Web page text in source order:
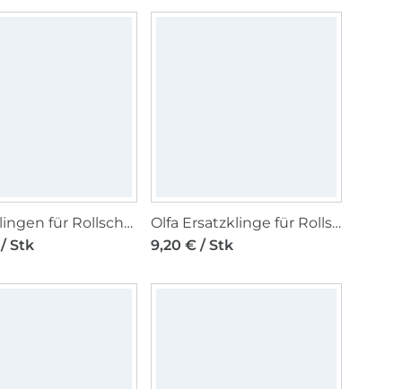
Ersatzklingen für Rollschneider, Ø 45 mm 3 Stück
Stk
Olfa Ersatzklinge für Rollschneider, Ø 60 mm, 1 Stück
9,20 € / Stk